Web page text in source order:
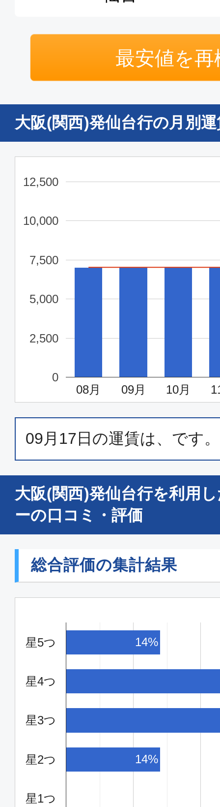
最安値を再
大阪(関西)発仙台行の月別
08月 09月 10月
0
2,500
5,000
7,500
10,000
12,500
09月17日 の運賃は、 です。
大阪(関西)発仙台行を利用
ーの口コミ・評価
総合評価の集計結果
星5つ
星4つ
星3つ
星2つ
星1つ
14%
14%